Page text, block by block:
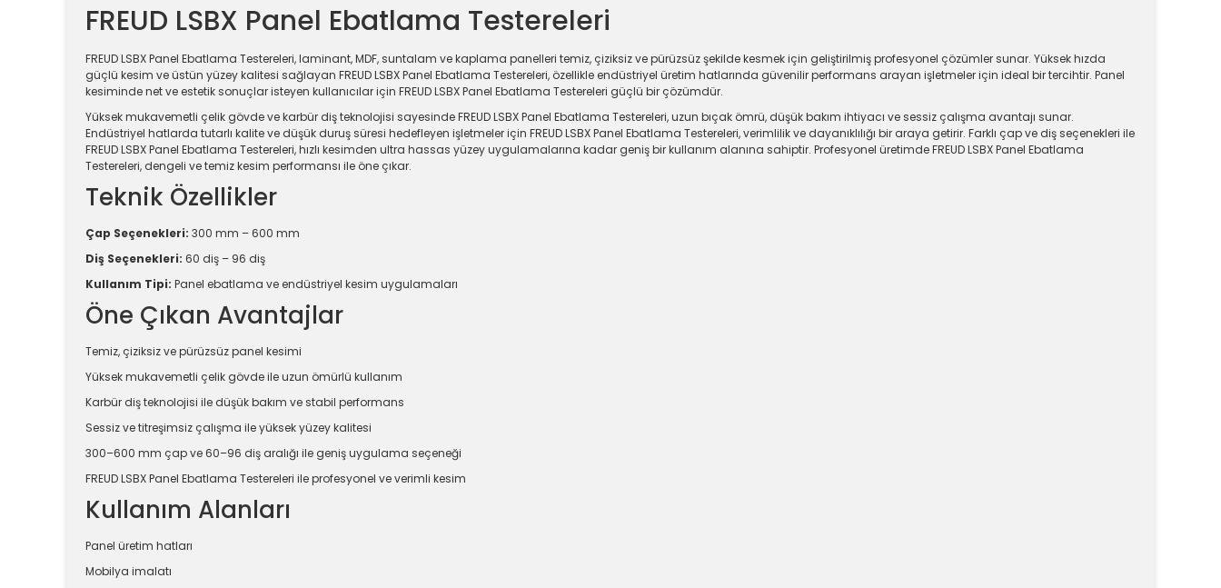
FREUD LSBX Panel Ebatlama Testereleri
FREUD LSBX Panel Ebatlama Testereleri, laminant, MDF, suntalam ve kaplama panelleri temiz, çiziksiz ve pürüzsüz şekilde kesmek için geliştirilmiş profesyonel çözümler sunar. Yüksek hızda
güçlü kesim ve üstün yüzey kalitesi sağlayan FREUD LSBX Panel Ebatlama Testereleri, özellikle endüstriyel üretim hatlarında güvenilir performans arayan işletmeler için ideal bir tercihtir. Panel
kesiminde net ve estetik sonuçlar isteyen kullanıcılar için FREUD LSBX Panel Ebatlama Testereleri güçlü bir çözümdür.
Yüksek mukavemetli çelik gövde ve karbür diş teknolojisi sayesinde FREUD LSBX Panel Ebatlama Testereleri, uzun bıçak ömrü, düşük bakım ihtiyacı ve sessiz çalışma avantajı sunar.
Endüstriyel hatlarda tutarlı kalite ve düşük duruş süresi hedefleyen işletmeler için FREUD LSBX Panel Ebatlama Testereleri, verimlilik ve dayanıklılığı bir araya getirir. Farklı çap ve diş seçenekleri ile
FREUD LSBX Panel Ebatlama Testereleri, hızlı kesimden ultra hassas yüzey uygulamalarına kadar geniş bir kullanım alanına sahiptir. Profesyonel üretimde FREUD LSBX Panel Ebatlama
Testereleri, dengeli ve temiz kesim performansı ile öne çıkar.
Teknik Özellikler
Çap Seçenekleri: 300 mm – 600 mm
Diş Seçenekleri: 60 diş – 96 diş
Kullanım Tipi: Panel ebatlama ve endüstriyel kesim uygulamaları
Öne Çıkan Avantajlar
Temiz, çiziksiz ve pürüzsüz panel kesimi
Yüksek mukavemetli çelik gövde ile uzun ömürlü kullanım
Karbür diş teknolojisi ile düşük bakım ve stabil performans
Sessiz ve titreşimsiz çalışma ile yüksek yüzey kalitesi
300–600 mm çap ve 60–96 diş aralığı ile geniş uygulama seçeneği
FREUD LSBX Panel Ebatlama Testereleri ile profesyonel ve verimli kesim
Kullanım Alanları
Panel üretim hatları
Mobilya imalatı